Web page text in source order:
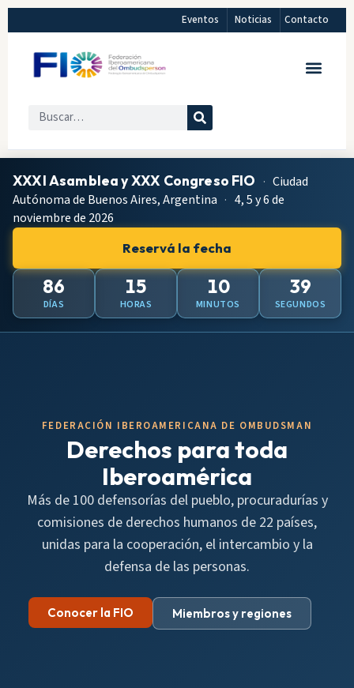
Eventos Noticias Contacto
XXXI Asamblea y XXX Congreso FIO · Ciudad
Autónoma de Buenos Aires, Argentina · 4, 5 y 6 de
noviembre de 2026
Reservá la fecha
86
DÍAS
15
HORAS
10
MINUTOS
38
SEGUNDOS
FEDERACIÓN IBEROAMERICANA DE OMBUDSMAN
Derechos para toda
Iberoamérica
Más de 100 defensorías del pueblo, procuradurías y
comisiones de derechos humanos de 22 países,
unidas para la cooperación, el intercambio y la
defensa de las personas.
Conocer la FIO Miembros y regiones